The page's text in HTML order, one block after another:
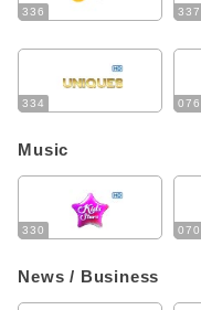
336 337
334 076
Music
330 070
News / Business